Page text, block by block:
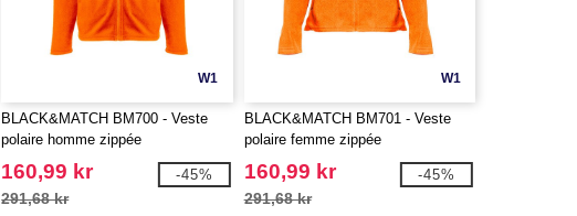
W1
BLACK&MATCH BM700 - Veste
polaire homme zippée
160,99 kr
291,68 kr
-45%
W1
BLACK&MATCH BM701 - Veste
polaire femme zippée
160,99 kr
291,68 kr
-45%